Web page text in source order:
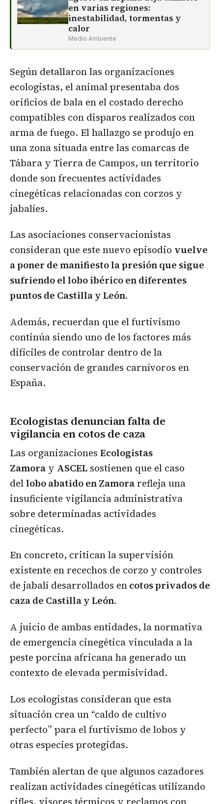
en varias regiones:
inestabilidad, tormentas y
calor
Medio Ambiente
Según detallaron las organizaciones
ecologistas, el animal presentaba dos
orificios de bala en el costado derecho
compatibles con disparos realizados con
arma de fuego. El hallazgo se produjo en
una zona situada entre las comarcas de
Tábara y Tierra de Campos, un territorio
donde son frecuentes actividades
cinegéticas relacionadas con corzos y
jabalíes.
Las asociaciones conservacionistas
consideran que este nuevo episodio vuelve
a poner de manifiesto la presión que sigue
sufriendo el lobo ibérico en diferentes
puntos de Castilla y León.
Además, recuerdan que el furtivismo
continúa siendo uno de los factores más
difíciles de controlar dentro de la
conservación de grandes carnívoros en
España.
Ecologistas denuncian falta de
vigilancia en cotos de caza
Las organizaciones Ecologistas
Zamora y ASCEL sostienen que el caso
dellobo abatido en Zamora refleja una
insuficiente vigilancia administrativa
sobre determinadas actividades
cinegéticas.
En concreto, critican la supervisión
existente en recechos de corzo y controles
de jabalí desarrollados encotos privados de
caza de Castilla y León.
A juicio de ambas entidades, la normativa
de emergencia cinegética vinculada a la
peste porcina africana ha generado un
contexto de elevada permisividad.
Los ecologistas consideran que esta
situación crea un “caldo de cultivo
perfecto” para el furtivismo de lobos y
otras especies protegidas.
También alertan de que algunos cazadores
realizan actividades cinegéticas utilizando
rifles, visores térmicos y reclamos con